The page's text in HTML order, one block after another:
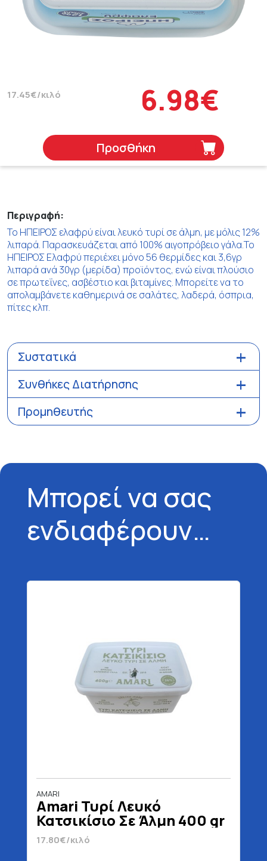
17.45€/κιλό 6.98€
Προσθήκη
Περιγραφή:
Το ΗΠΕΙΡΟΣ ελαφρύ είναι λευκό τυρί σε άλμη, με μόλις 12%
λιπαρά. Παρασκευάζεται από 100% αιγοπρόβειο γάλα.Το
ΗΠΕΙΡΟΣ Ελαφρύ περιέχει μόνο 56 θερμίδες και 3,6γρ
λιπαρά ανά 30γρ (μερίδα) προϊόντος, ενώ είναι πλούσιο
σε πρωτεΐνες, ασβέστιο και βιταμίνες. Μπορείτε να το
απολαμβάνετε καθημερινά σε σαλάτες, λαδερά, όσπρια,
πίτες κλπ.
Συστατικά
Συνθήκες Διατήρησης
Προμηθευτής
Μπορεί να σας
ενδιαφέρουν…
AMARI
Amari Τυρί Λευκό
Κατσικίσιο Σε Άλμη 400 gr
17.80€/κιλό